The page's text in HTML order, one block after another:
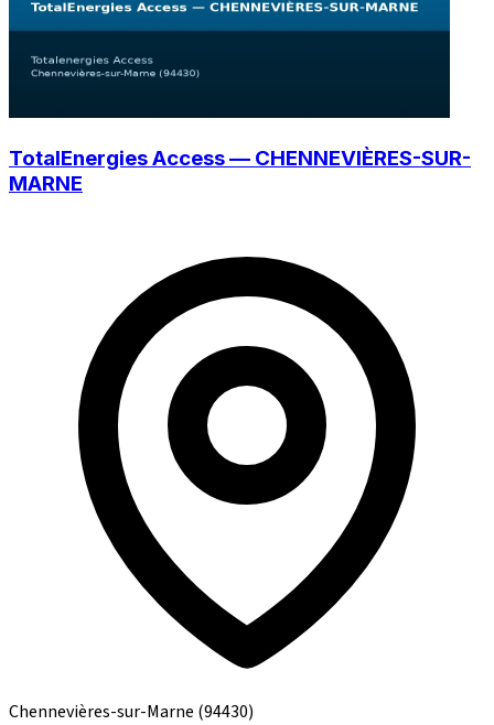
TotalEnergies Access — CHENNEVIÈRES-SUR-
MARNE
Chennevières-sur-Marne (94430)